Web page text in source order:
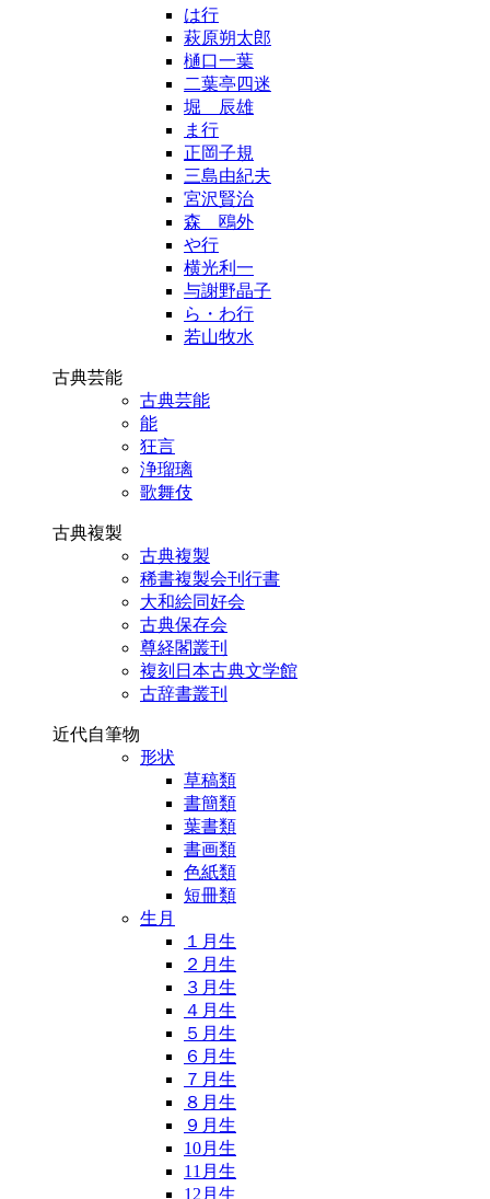
は行
萩原朔太郎
樋口一葉
二葉亭四迷
堀 辰雄
ま行
正岡子規
三島由紀夫
宮沢賢治
森 鴎外
や行
横光利一
与謝野晶子
ら・わ行
若山牧水
古典芸能
古典芸能
能
狂言
浄瑠璃
歌舞伎
古典複製
古典複製
稀書複製会刊行書
大和絵同好会
古典保存会
尊経閣叢刊
複刻日本古典文学館
古辞書叢刊
近代自筆物
形状
草稿類
書簡類
葉書類
書画類
色紙類
短冊類
生月
１月生
２月生
３月生
４月生
５月生
６月生
７月生
８月生
９月生
10月生
11月生
12月生